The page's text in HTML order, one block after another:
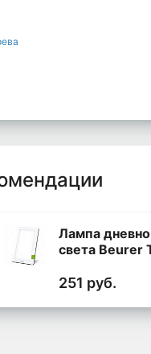
Лампа
света Beurer
251 руб.